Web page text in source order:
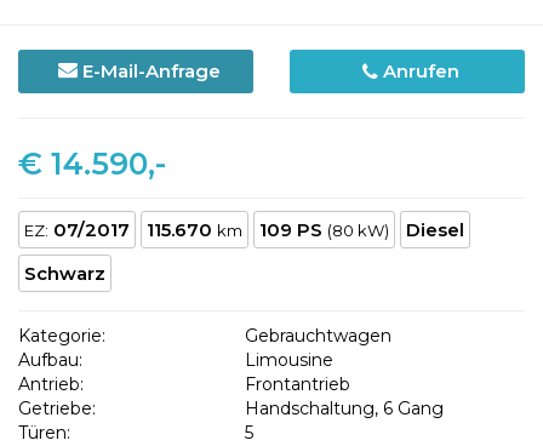
E-Mail-Anfrage Anrufen
€ 14.590,-
EZ: 07/2017 115.670 km 109 PS (80 kW)
Diesel
Schwarz
Kategorie:
Gebrauchtwagen
Aufbau:
Limousine
Antrieb:
Frontantrieb
Getriebe:
Handschaltung, 6 Gang
Türen:
5